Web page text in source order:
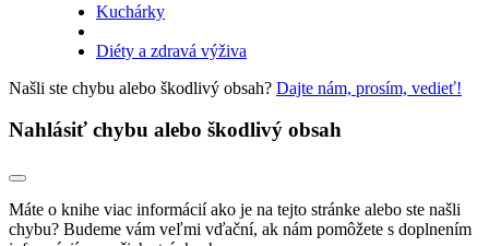
Kuchárky
Diéty a zdravá výživa
Našli ste chybu alebo škodlivý obsah? Dajte nám, prosím, vedieť!
Nahlásiť chybu alebo škodlivý obsah
Máte o knihe viac informácií ako je na tejto stránke alebo ste našli
chybu? Budeme vám veľmi vďační, ak nám pomôžete s doplnením